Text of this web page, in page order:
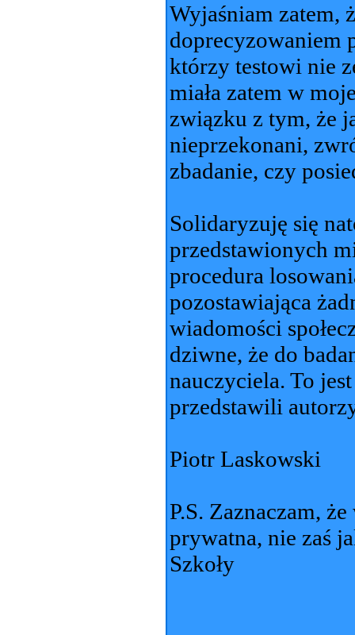
Wyjaśniam zatem,
doprecyzowaniem
którzy testowi nie
miała zatem w
związku z tym, że
nieprzekonani,
zbadanie, czy
Solidaryzuję się
przedstawionych
procedura
pozostawiająca
wiadomości
dziwne, że do
nauczyciela. To
przedstawili
Piotr Laskowski
P.S. Zaznaczam,
prywatna, nie zaś
Szkoły